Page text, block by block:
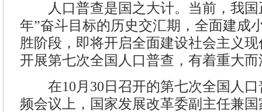
人口普查是国之大计。当前，我国
年”奋斗目标的历史交汇期，全面建成
胜阶段，即将开启全面建设社会主义
开展第七次全国人口普查，有着重大
在10月30日召开的第七次全国人口
频会议上，国家发展改革委副主任兼